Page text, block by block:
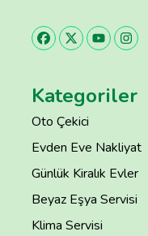
Kategoriler
Oto Çekici
Evden Eve Nakliyat
Günlük Kiralık Evler
Beyaz Eşya Servisi
Klima Servisi